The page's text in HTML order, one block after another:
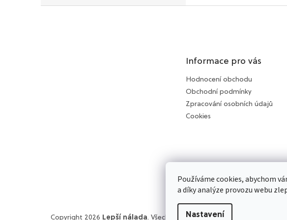
Používáme cookies, abychom
a díky analýze provozu webu
Nastavení
Informace pro vás
Hodnocení obchodu
Obchodní podmínky
Zpracování osobních údajů
Cookies
Copyright 2026 Lepší nálada. Všechna práva vyhrazena.